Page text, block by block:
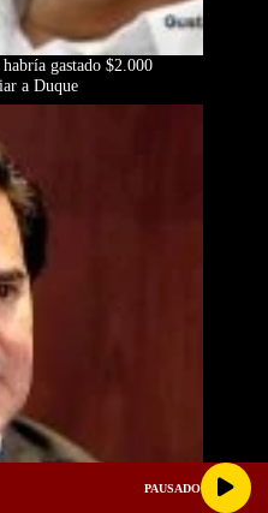
gastado $2.000
a Duque
PAUSADO